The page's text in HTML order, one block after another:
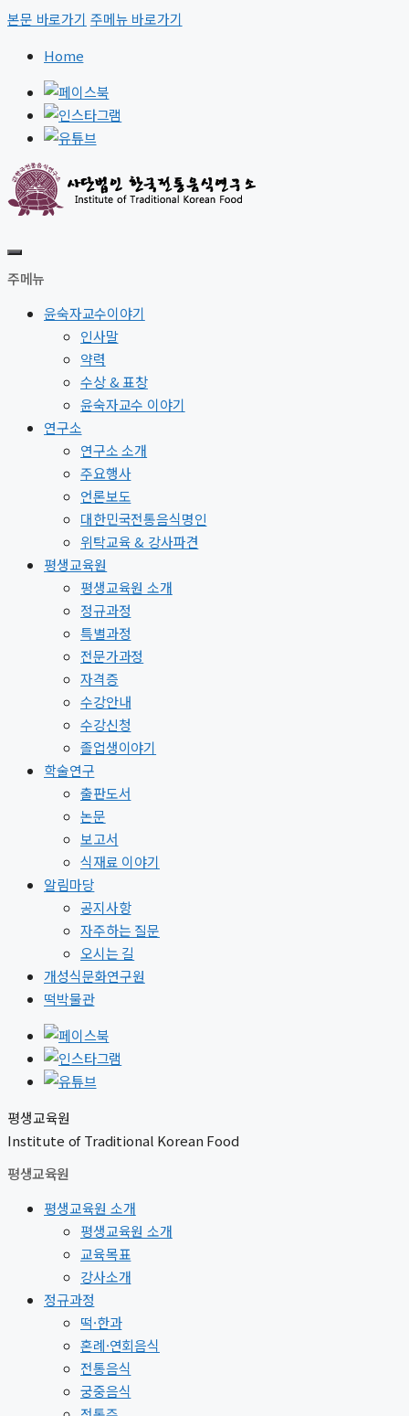
본문 바로가기 주메뉴 바로가기
Home
주메뉴
윤숙자교수이야기
인사말
약력
수상 & 표창
윤숙자교수 이야기
연구소
연구소 소개
주요행사
언론보도
대한민국전통음식명인
위탁교육 & 강사파견
평생교육원
평생교육원 소개
정규과정
특별과정
전문가과정
자격증
수강안내
수강신청
졸업생이야기
학술연구
출판도서
논문
보고서
식재료 이야기
알림마당
공지사항
자주하는 질문
오시는 길
개성식문화연구원
떡박물관
평생교육원
Institute of Traditional Korean Food
평생교육원
평생교육원 소개
평생교육원 소개
교육목표
강사소개
정규과정
떡·한과
혼례·연회음식
전통음식
궁중음식